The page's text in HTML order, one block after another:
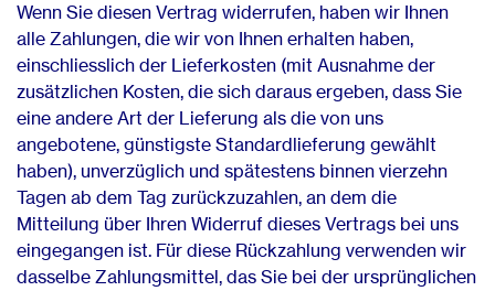
Wenn Sie diesen Vertrag widerrufen, haben wir Ihnen
alle Zahlungen, die wir von Ihnen erhalten haben,
einschliesslich der Lieferkosten (mit Ausnahme der
zusätzlichen Kosten, die sich daraus ergeben, dass Sie
eine andere Art der Lieferung als die von uns
angebotene, günstigste Standardlieferung gewählt
haben), unverzüglich und spätestens binnen vierzehn
Tagen ab dem Tag zurückzuzahlen, an dem die
Mitteilung über Ihren Widerruf dieses Vertrags bei uns
eingegangen ist. Für diese Rückzahlung verwenden wir
dasselbe Zahlungsmittel, das Sie bei der ursprünglichen